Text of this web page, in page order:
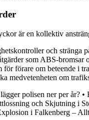
är en kollektiv
och stränga
som ABS-bromsar
förare om beteende i
medvetenheten om
polisen ner per år? •
och Skjutning i
i Falkenberg –